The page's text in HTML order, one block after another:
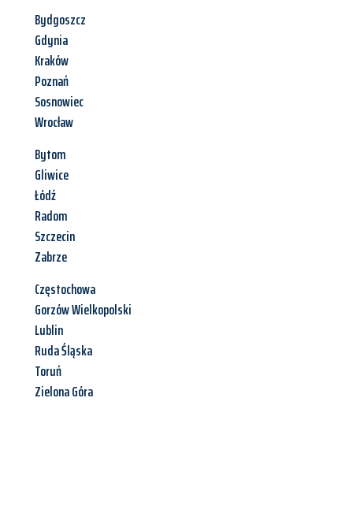
Bydgoszcz
Gdynia
Kraków
Poznań
Sosnowiec
Wrocław
Bytom
Gliwice
Łódź
Radom
Szczecin
Zabrze
Częstochowa
Gorzów Wielkopolski
Lublin
Ruda Śląska
Toruń
Zielona Góra